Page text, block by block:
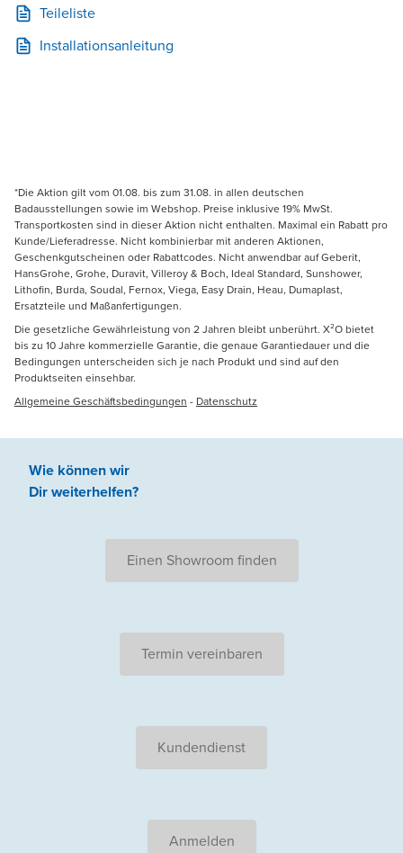
Teileliste
Installationsanleitung
*Die Aktion gilt vom 01.08. bis zum 31.08. in allen deutschen
Badausstellungen sowie im Webshop. Preise inklusive 19% MwSt.
Transportkosten sind in dieser Aktion nicht enthalten. Maximal ein Rabatt pro
Kunde/Lieferadresse. Nicht kombinierbar mit anderen Aktionen,
Geschenkgutscheinen oder Rabattcodes. Nicht anwendbar auf Geberit,
HansGrohe, Grohe, Duravit, Villeroy & Boch, Ideal Standard, Sunshower,
Lithofin, Burda, Soudal, Fernox, Viega, Easy Drain, Heau, Dumaplast,
Ersatzteile und Maßanfertigungen.
Die gesetzliche Gewährleistung von 2 Jahren bleibt unberührt. X²O bietet
bis zu 10 Jahre kommerzielle Garantie, die genaue Garantiedauer und die
Bedingungen unterscheiden sich je nach Produkt und sind auf den
Produktseiten einsehbar.
Allgemeine Geschäftsbedingungen - Datenschutz
Wie können wir
Dir weiterhelfen?
Einen Showroom finden
Termin vereinbaren
Kundendienst
Anmelden